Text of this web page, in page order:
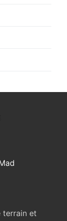
terrain et